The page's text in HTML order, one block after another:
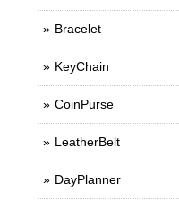
Bracelet
KeyChain
CoinPurse
LeatherBelt
DayPlanner